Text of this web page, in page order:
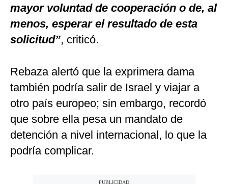
mayor voluntad de cooperación o de, al
menos, esperar el resultado de esta
solicitud”, criticó.
Rebaza alertó que la exprimera dama
también podría salir de Israel y viajar a
otro país europeo; sin embargo, recordó
que sobre ella pesa un mandato de
detención a nivel internacional, lo que la
podría complicar.